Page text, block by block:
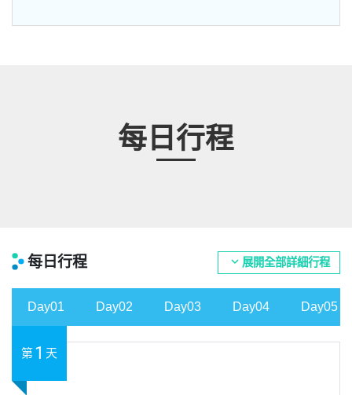
每日行程
每日行程 expand_more 展開全部詳細行程
Day01 Day02 Day03 Day04 Day05
第1 天